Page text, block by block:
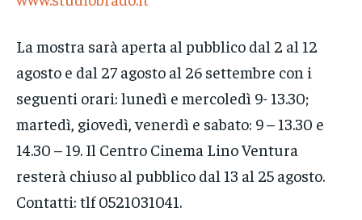
La mostra sarà aperta al pubblico dal 2 al 12
agosto e dal 27 agosto al 26 settembre con i
seguenti orari: lunedì e mercoledì 9- 13.30;
martedì, giovedì, venerdì e sabato: 9 – 13.30 e
14.30 – 19. Il Centro Cinema Lino Ventura
resterà chiuso al pubblico dal 13 al 25 agosto.
Contatti: tlf 0521031041.